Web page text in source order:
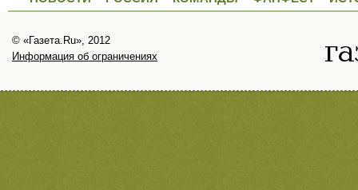
© «Газета.Ru», 2012
Информация об ограничениях